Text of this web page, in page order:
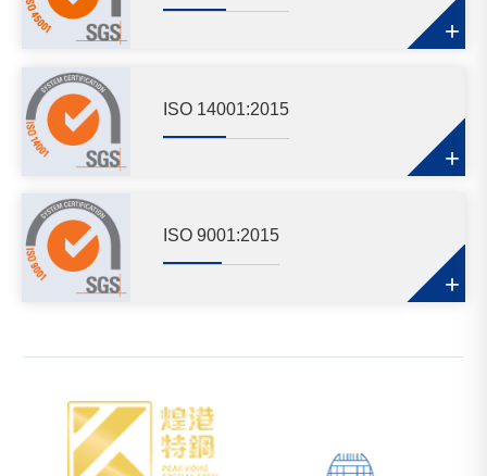
+
ISO 14001:2015
+
ISO 9001:2015
+